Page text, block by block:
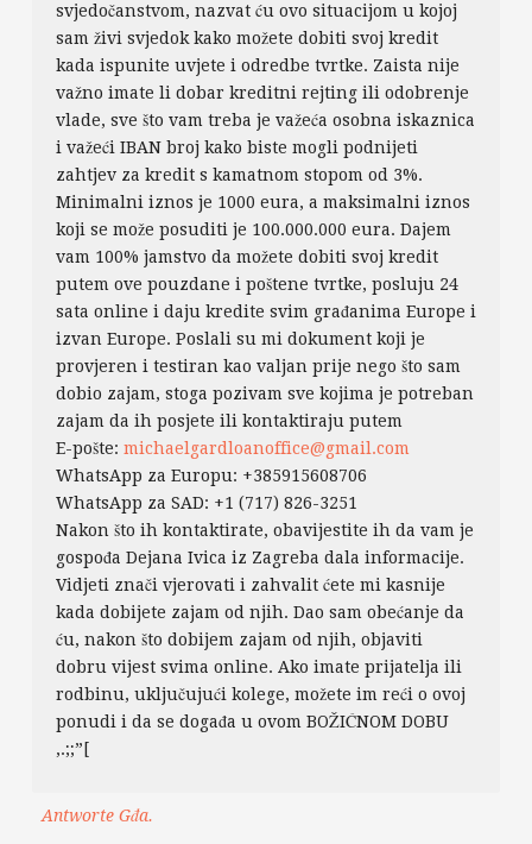
svjedočanstvom, nazvat ću ovo situacijom u kojoj
sam živi svjedok kako možete dobiti svoj kredit
kada ispunite uvjete i odredbe tvrtke. Zaista nije
važno imate li dobar kreditni rejting ili odobrenje
vlade, sve što vam treba je važeća osobna iskaznica
i važeći IBAN broj kako biste mogli podnijeti
zahtjev za kredit s kamatnom stopom od 3%.
Minimalni iznos je 1000 eura, a maksimalni iznos
koji se može posuditi je 100.000.000 eura. Dajem
vam 100% jamstvo da možete dobiti svoj kredit
putem ove pouzdane i poštene tvrtke, posluju 24
sata online i daju kredite svim građanima Europe i
izvan Europe. Poslali su mi dokument koji je
provjeren i testiran kao valjan prije nego što sam
dobio zajam, stoga pozivam sve kojima je potreban
zajam da ih posjete ili kontaktiraju putem
E-pošte: michaelgardloanoffice@gmail.com
WhatsApp za Europu: +385915608706
WhatsApp za SAD: +1 (717) 826-3251
Nakon što ih kontaktirate, obavijestite ih da vam je
gospođa Dejana Ivica iz Zagreba dala informacije.
Vidjeti znači vjerovati i zahvalit ćete mi kasnije
kada dobijete zajam od njih. Dao sam obećanje da
ću, nakon što dobijem zajam od njih, objaviti
dobru vijest svima online. Ako imate prijatelja ili
rodbinu, uključujući kolege, možete im reći o ovoj
ponudi i da se događa u ovom BOŽIĆNOM DOBU
,.;;”[
Antworte Gđa.